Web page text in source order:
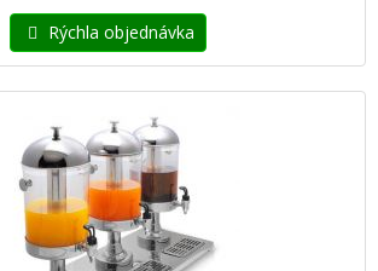
Rýchla objednávka